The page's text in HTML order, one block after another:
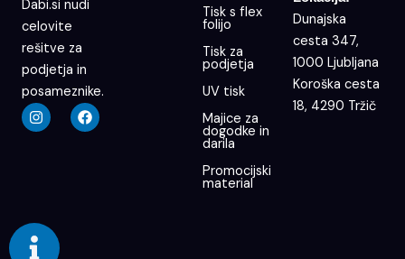
Dabi.si nudi
celovite
rešitve za
podjetja in
posameznike.
I
n
s
m
F
a
c
Tisk s flex
folijo
Tisk za
podjetja
UV tisk
Majice za
dogodke in
darila
Promocijski
material
Dunajska
cesta 347,
1000 Ljubljana
Koroška cesta
18, 4290 Tržič